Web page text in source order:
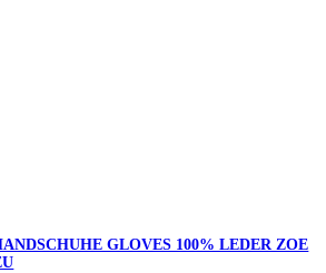
GLOVES 100% LEDER ZOE